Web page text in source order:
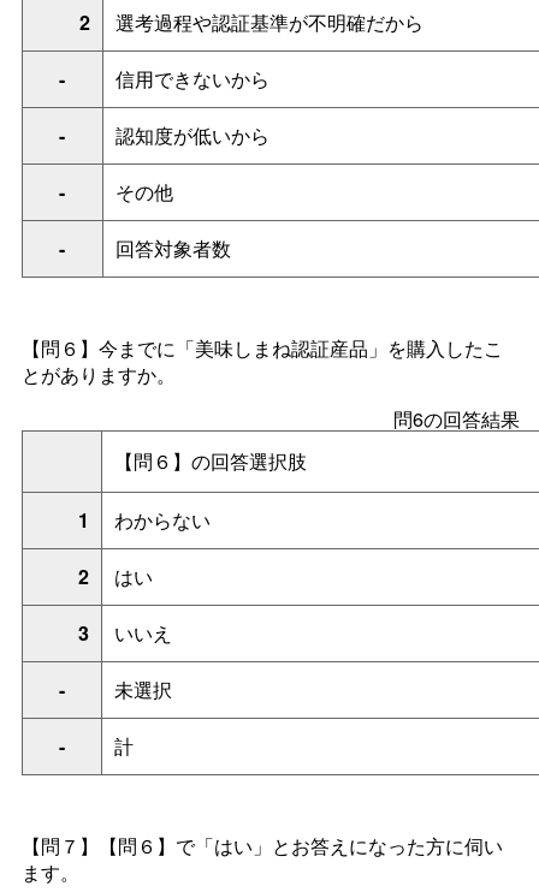
2 選考過程や認証基準が不明確だから
- 信用できないから
- 認知度が低いから
- その他
- 回答対象者数
【問６】今までに「美味しまね認証産品」を購入したこ
とがありますか。
問6の回答結果
【問６】の回答選択肢
1 わからない
2 はい
3 いいえ
- 未選択
- 計
【問７】【問６】で「はい」とお答えになった方に伺い
ます。